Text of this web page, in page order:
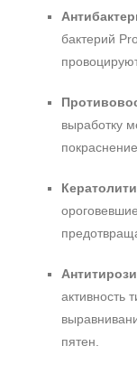
бактерий
выработку
активность
пятен.